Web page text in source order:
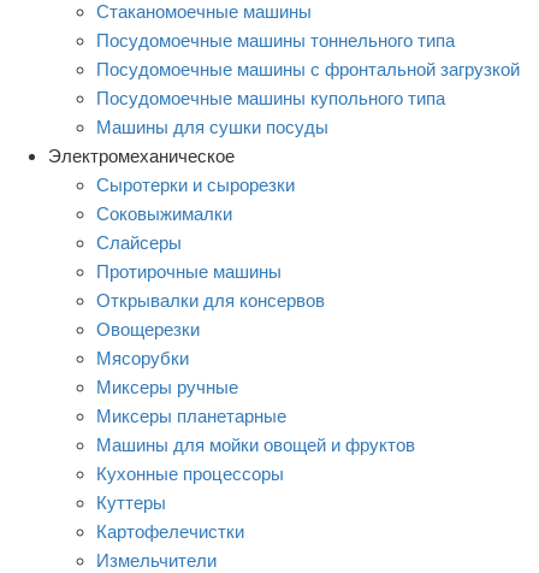
Стаканомоечные машины
Посудомоечные машины тоннельного типа
Посудомоечные машины с фронтальной загрузкой
Посудомоечные машины купольного типа
Машины для сушки посуды
Электромеханическое
Сыротерки и сырорезки
Соковыжималки
Слайсеры
Протирочные машины
Открывалки для консервов
Овощерезки
Мясорубки
Миксеры ручные
Миксеры планетарные
Машины для мойки овощей и фруктов
Кухонные процессоры
Куттеры
Картофелечистки
Измельчители